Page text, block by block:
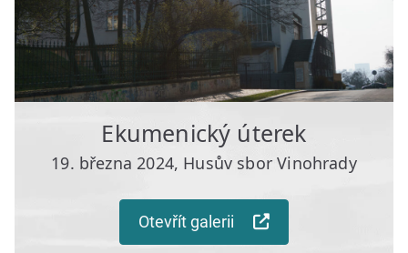
Ekumenický úterek
19. března 2024, Husův sbor Vinohrady
Otevřít galerii